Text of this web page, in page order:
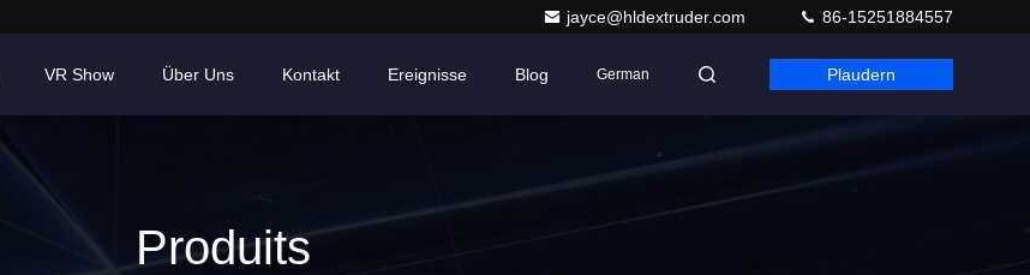
jayce@hldextruder.com 86-15251884557
VR Show Über Uns Kontakt Ereignisse Blog German Plaudern
Produits